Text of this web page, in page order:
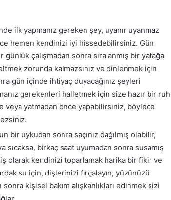
ilk yapmanız gereken şey, uyanır uyanmaz
hemen kendinizi iyi hissedebilirsiniz. Gün
çalışmadan sonra sıralanmış bir yatağa
zorunda kalmazsınız ve dinlenmek için
gün içinde ihtiyaç duyacağınız şeyleri
gerekenleri halletmek için size hazır bir ruh
veya yatmadan önce yapabilirsiniz, böylece
bir uykudan sonra saçınız dağılmış olabilir,
birkaç saat uyumadan sonra susamış
olarak kendinizi toparlamak harika bir fikir ve
su için, dişlerinizi fırçalayın, yüzünüzü
sonra kişisel bakım alışkanlıkları edinmek sizi